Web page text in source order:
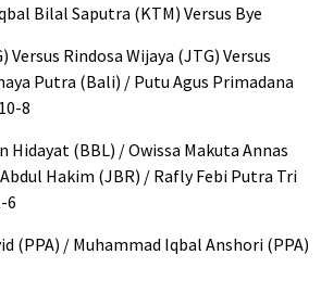
Bilal Saputra (KTM) Versus Bye
Versus Rindosa Wijaya (JTG) Versus
Putra (Bali) / Putu Agus Primadana
8
Hidayat (BBL) / Owissa Makuta Annas
Hakim (JBR) / Rafly Febi Putra Tri
6
(PPA) / Muhammad Iqbal Anshori (PPA)